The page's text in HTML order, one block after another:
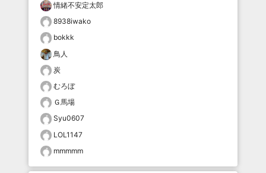
情緒不安定太郎
8938iwako
bokkk
鳥人
炭
むろぼ
Ｇ馬場
Syu0607
LOL1147
mmmmm